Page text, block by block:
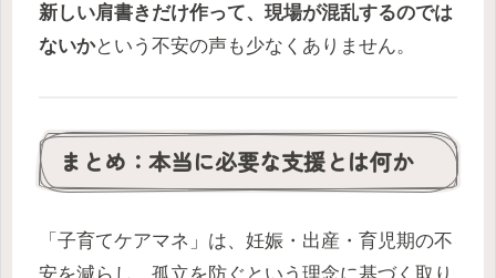
新しい肩書きだけ作って、現場が混乱するのでは
ないかという不安の声も少なくありません。
まとめ：本当に必要な支援とは何か
「子育てケアマネ」は、妊娠・出産・育児期の不